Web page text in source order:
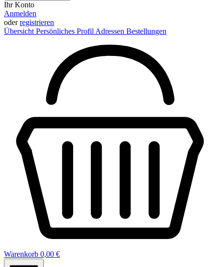
Ihr Konto
Anmelden
oderregistrieren
Übersicht Persönliches Profil Adressen Bestellungen
Warenkorb 0,00 €